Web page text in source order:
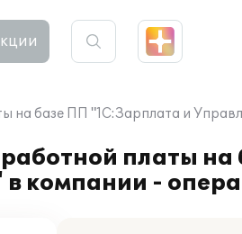
на базе ПП "1С:Зарплата и
платы
компании -